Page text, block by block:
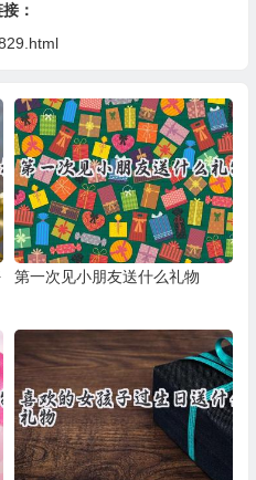
：
第一次见小朋友送什么礼物